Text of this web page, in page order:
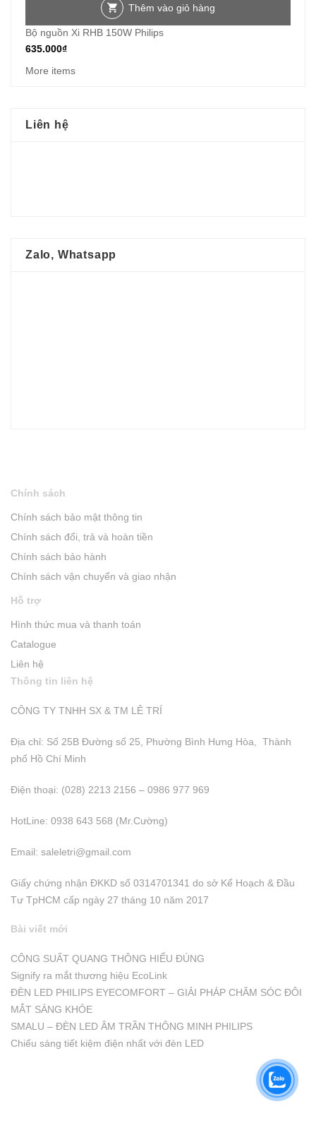
Thêm vào giỏ hàng
Bộ nguồn Xi RHB 150W Philips
635.000₫
More items
Liên hệ
Zalo, Whatsapp
Chính sách
Chính sách bảo mật thông tin
Chính sách đổi, trả và hoàn tiền
Chính sách bảo hành
Chính sách vận chuyển và giao nhận
Hỗ trợ
Hình thức mua và thanh toán
Catalogue
Liên hệ
Thông tin liên hệ
CÔNG TY TNHH SX & TM LÊ TRÍ
Địa chỉ: Số 25B Đường số 25, Phường Bình Hưng Hòa, Thành
phố Hồ Chí Minh
Điện thoại: (028) 2213 2156 – 0986 977 969
HotLine: 0938 643 568 (Mr.Cường)
Email: saleletri@gmail.com
Giấy chứng nhận ĐKKD số 0314701341 do sở Kể Hoạch & Đầu
Tư TpHCM cấp ngày 27 tháng 10 năm 2017
Bài viết mới
CÔNG SUẤT QUANG THÔNG HIỂU ĐÚNG
Signify ra mắt thương hiệu EcoLink
ĐÈN LED PHILIPS EYECOMFORT – GIẢI PHÁP CHĂM SÓC ĐÔI
MẮT SÁNG KHỎE
SMALU – ĐÈN LED ÂM TRẦN THÔNG MINH PHILIPS
Chiếu sáng tiết kiệm điện nhất với đèn LED